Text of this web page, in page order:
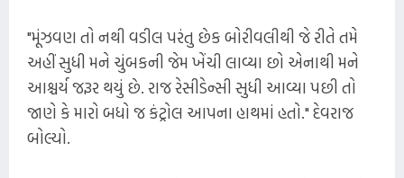
"મૂંઝવણ તો નથી વડીલ પરંતુ છેક બોરીવલીથી જે રીતે તમે
અહીં સુધી મને ચુંબકની જેમ ખેંચી લાવ્યા છો એનાથી મને
આશ્ચર્ય જરૂર થયું છે. રાજ રેસીડેન્સી સુધી આવ્યા પછી તો
જાણે કે મારો બધો જ કંટ્રોલ આપના હાથમાં હતો." દેવરાજ
બોલ્યો.